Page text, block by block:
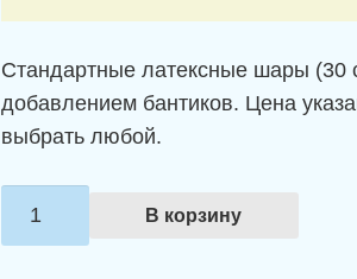
Стандартные латексные шары (30
добавлением бантиков. Цена
выбрать любой.
В корзину